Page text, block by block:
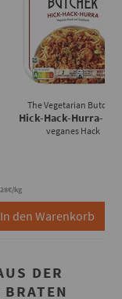
The Vegetarian Butcher
Hick-Hack-Hurra-
veganes Hack
kg
In den Warenkorb
DER